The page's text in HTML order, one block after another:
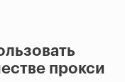
прокси